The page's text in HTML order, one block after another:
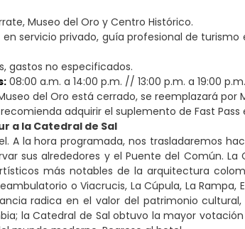
Museo del Oro y Centro Histórico.
en servicio privado, guía profesional de
gastos no especificados.
08:00 a.m. a 14:00 p.m. // 13:00 p.m. a 19:00 p.m.
del Oro está cerrado, se reemplazará
adquirir el suplemento de Fast Pass
a la Catedral de Sal
A la hora programada, nos trasladaremos
sus alrededores y el Puente del Común.
más notables de la arquitectura
o Viacrucis, La Cúpula, La Rampa,
radica en el valor del patrimonio
la Catedral de Sal obtuvo la mayor